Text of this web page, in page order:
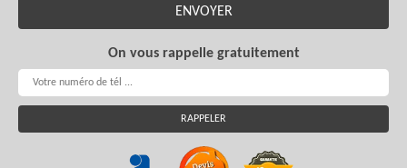
On vous rappelle gratuitement